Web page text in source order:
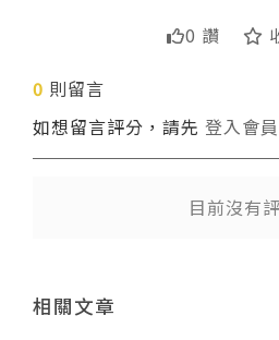
0 讚
0 則留言
如想留言評分，請先 登入會員
目前沒有
相關文章